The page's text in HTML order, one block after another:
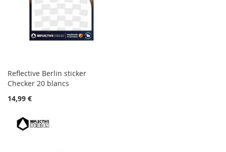
Reflective Berlin sticker
Checker 20 blancs
14,99 €